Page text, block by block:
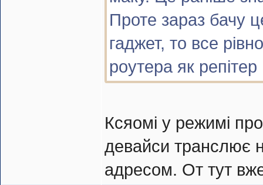
Проте зараз бачу
гаджет, то все
роутера як репітер
Ксяомі у режимі
девайси транслює
адресом. От тут